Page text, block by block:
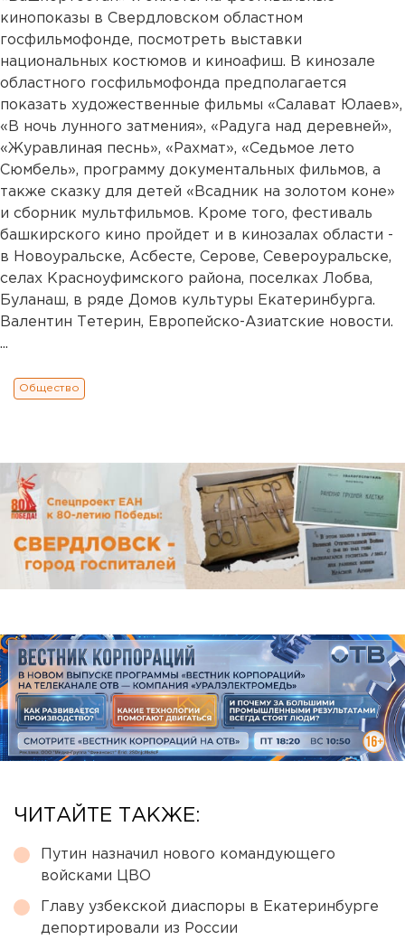
кинопоказы в Свердловском областном
госфильмофонде, посмотреть выставки
национальных костюмов и киноафиш. В кинозале
областного госфильмофонда предполагается
показать художественные фильмы «Салават Юлаев»,
«В ночь лунного затмения», «Радуга над деревней»,
«Журавлиная песнь», «Рахмат», «Седьмое лето
Сюмбель», программу документальных фильмов, а
также сказку для детей «Всадник на золотом коне»
и сборник мультфильмов. Кроме того, фестиваль
башкирского кино пройдет и в кинозалах области -
в Новоуральске, Асбесте, Серове, Североуральске,
селах Красноуфимского района, поселках Лобва,
Буланаш, в ряде Домов культуры Екатеринбурга.
Валентин Тетерин, Европейско-Азиатские новости.
...
Общество
ЧИТАЙТЕ ТАКЖЕ:
Путин назначил нового командующего
войсками ЦВО
Главу узбекской диаспоры в Екатеринбурге
депортировали из России